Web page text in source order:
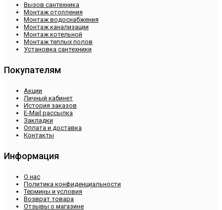
Вызов сантехника
Монтаж отопления
Монтаж водоснабжения
Монтаж канализации
Монтаж котельной
Монтаж теплых полов
Установка сантехники
Покупателям
Акции
Личный кабинет
История заказов
E-Mail рассылка
Закладки
Оплата и доставка
Контакты
Информация
О нас
Политика конфиденциальности
Термины и условия
Возврат товара
Отзывы о магазине